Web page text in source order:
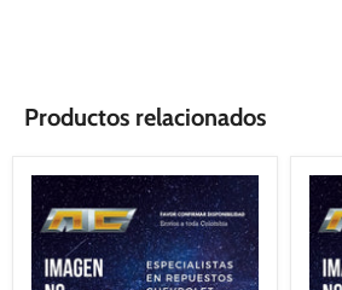
Productos relacionados